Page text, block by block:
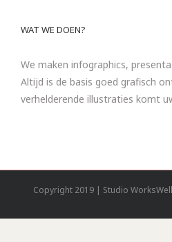
WAT WE DOEN?
We maken infographics,
Altijd is de basis goed grafisch
verhelderende illustraties komt
Copyright 2019 | Studio